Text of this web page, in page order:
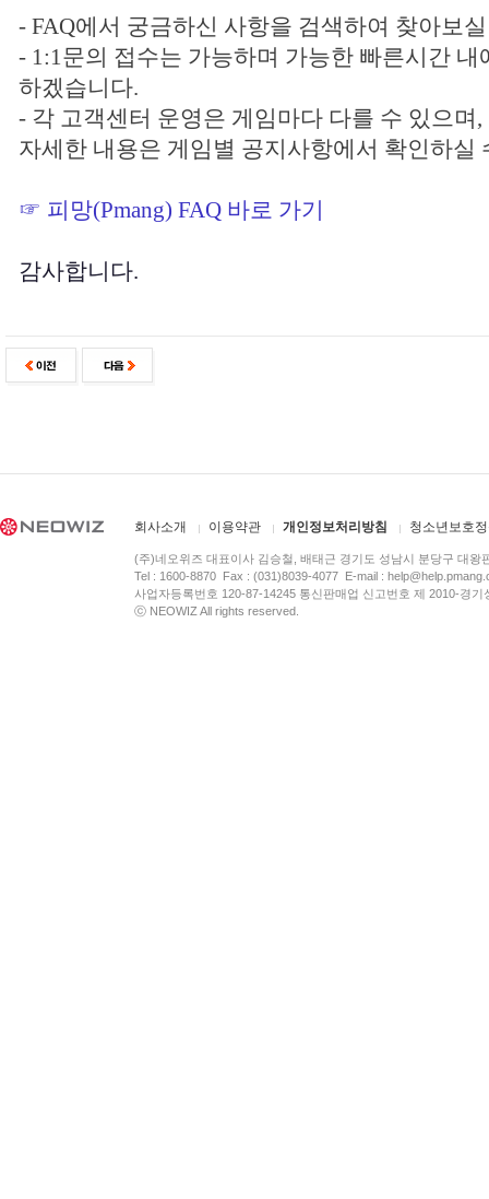
- FAQ에서 궁금하신 사항을 검색하여 찾아보
- 1:1문의 접수는 가능하며 가능한 빠른시간
하겠습니다.
- 각 고객센터 운영은 게임마다 다를 수 있으며,
자세한 내용은 게임별 공지사항에서 확인하실
☞ 피망(Pmang) FAQ 바로 가기
감사합니다.
회사소개 이용약관 개인정보처리방침 청소년보호
(주)네오위즈 대표이사 김승철, 배태근 경기도 성남시 분당구 대왕
Tel : 1600-8870 Fax : (031)8039-4077 E-mail :
사업자등록번호 120-87-14245 통신판매업 신고번호 제 2010-경
ⓒ NEOWIZ All rights reserved.